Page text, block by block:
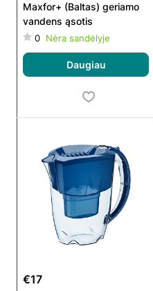
Maxfor+ (Baltas) geriamo
vandens ąsotis
0 Nėra sandėlyje
Daugiau
€17